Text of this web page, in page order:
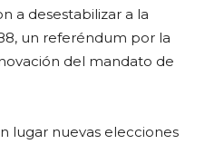
a desestabilizar a la
un referéndum por la
del mandato de
lugar nuevas elecciones